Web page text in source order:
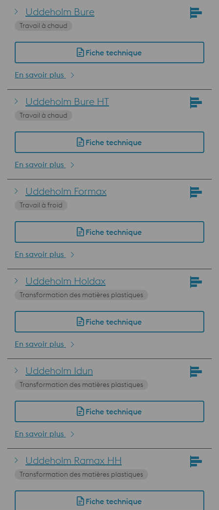
Uddeholm Bure
Travail à chaud
Fiche technique
En savoir plus
Uddeholm Bure HT
Travail à chaud
Fiche technique
En savoir plus
Uddeholm Formax
Travail à froid
Fiche technique
En savoir plus
Uddeholm Holdax
Transformation des matières plastiques
Fiche technique
En savoir plus
Uddeholm Idun
Transformation des matières plastiques
Fiche technique
En savoir plus
Uddeholm Ramax HH
Transformation des matières plastiques
Fiche technique